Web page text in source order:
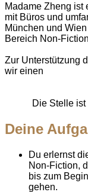
Madame Zheng ist
mit Büros und
München und
Bereich Non-
Zur Unterstützung
wir einen
Die Stelle
Deine
Du erlernst
Non-Fiction,
bis zum
gehen.